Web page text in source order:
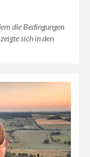
die Bedingungen
sich in den